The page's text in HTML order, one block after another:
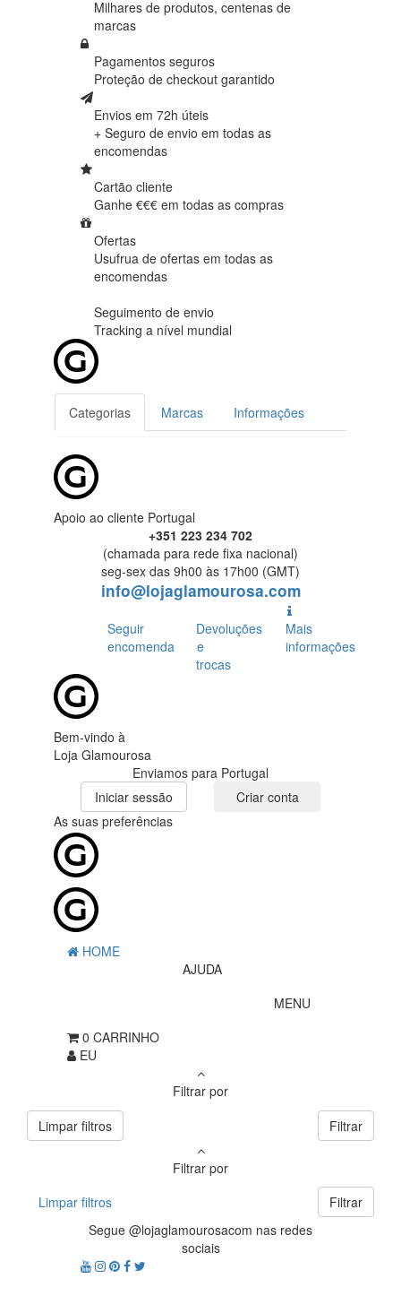
Milhares de produtos, centenas de
marcas
Pagamentos seguros
Proteção de checkout garantido
Envios em 72h úteis
+ Seguro de envio em todas as
encomendas
Cartão cliente
Ganhe €€€ em todas as compras
Ofertas
Usufrua de ofertas em todas as
encomendas
Seguimento de envio
Tracking a nível mundial
Categorias Marcas Informações
Apoio ao cliente Portugal
+351 223 234 702
(chamada para rede fixa nacional)
seg-sex das 9h00 às 17h00 (GMT)
info@lojaglamourosa.com
Seguir
encomenda
Devoluções
e
trocas
Mais
informações
Bem-vindo à
Loja Glamourosa
Enviamos para Portugal
Iniciar sessão
Criar conta
As suas preferências
HOME
AJUDA
MENU
0 CARRINHO
EU
Filtrar por
Limpar filtros
Filtrar
Filtrar por
Limpar filtros
Filtrar
Segue @lojaglamourosacom nas redes
sociais